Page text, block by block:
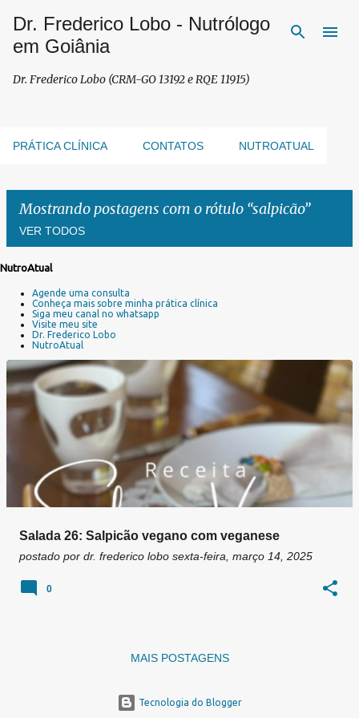
Pular para o conteúdo principal
Dr. Frederico Lobo - Nutrólogo
em Goiânia
Dr. Frederico Lobo (CRM-GO 13192 e RQE 11915)
PRÁTICA CLÍNICA CONTATOS NUTROATUAL
Mostrando postagens com o rótulo salpicão
VER TODOS
g
e
n
NutroAtual
Agende uma consulta
Conheça mais sobre minha prática clínica
Siga meu canal no whatsapp
Visite meu site
Dr. Frederico Lobo
NutroAtual
Salada 26: Salpicão vegano com veganese
postado por dr. frederico lobo sexta-feira, março 14, 2025
0
MAIS POSTAGENS
Tecnologia do Blogger